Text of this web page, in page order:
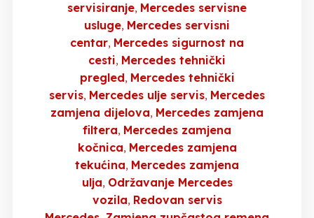
servisiranje Mercedes servisne
usluge Mercedes servisni
centar Mercedes sigurnost na
cesti Mercedes tehnički
pregled Mercedes tehnički
servis Mercedes ulje servis Mercedes
zamjena dijelova Mercedes zamjena
filtera Mercedes zamjena
kočnica Mercedes zamjena
tekućina Mercedes zamjena
ulja Održavanje Mercedes
vozila Redovan servis